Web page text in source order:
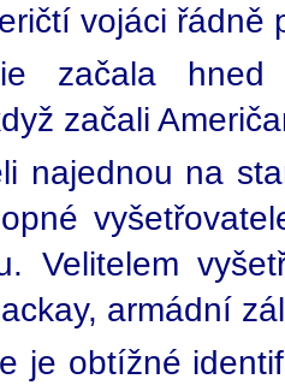
vojáci řádně
začala
začali
najednou na
Velitelem
armádní
je obtížné